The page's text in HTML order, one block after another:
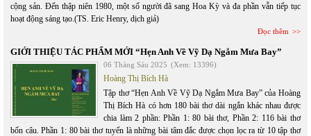
cộng sản. Đến thập niên 1980, một số người đã sang Hoa Kỳ và đa phần vẫn tiếp tục
hoạt động sáng tạo.(TS. Eric Henry, dịch giả)
Đọc thêm
GIỚI THIỆU TÁC PHẨM MỚI “Hẹn Anh Về Vỹ Dạ Ngắm Mưa Bay”
06 Tháng Sáu 2025 (Xem: 13396)
Hoàng Thị Bích Hà
Tập thơ “Hẹn Anh Về Vỹ Dạ Ngắm Mưa Bay” của Hoàng
Thị Bích Hà có hơn 180 bài thơ dài ngắn khác nhau được
chia làm 2 phần: Phần 1: 80 bài thơ, Phần 2: 116 bài thơ
bốn câu. Phần 1: 80 bài thơ tuyển là những bài tâm đắc được chọn lọc ra từ 10 tập thơ